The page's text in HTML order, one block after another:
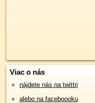
Viac o nás
nájdete nás na twittri
alebo na faceboooku